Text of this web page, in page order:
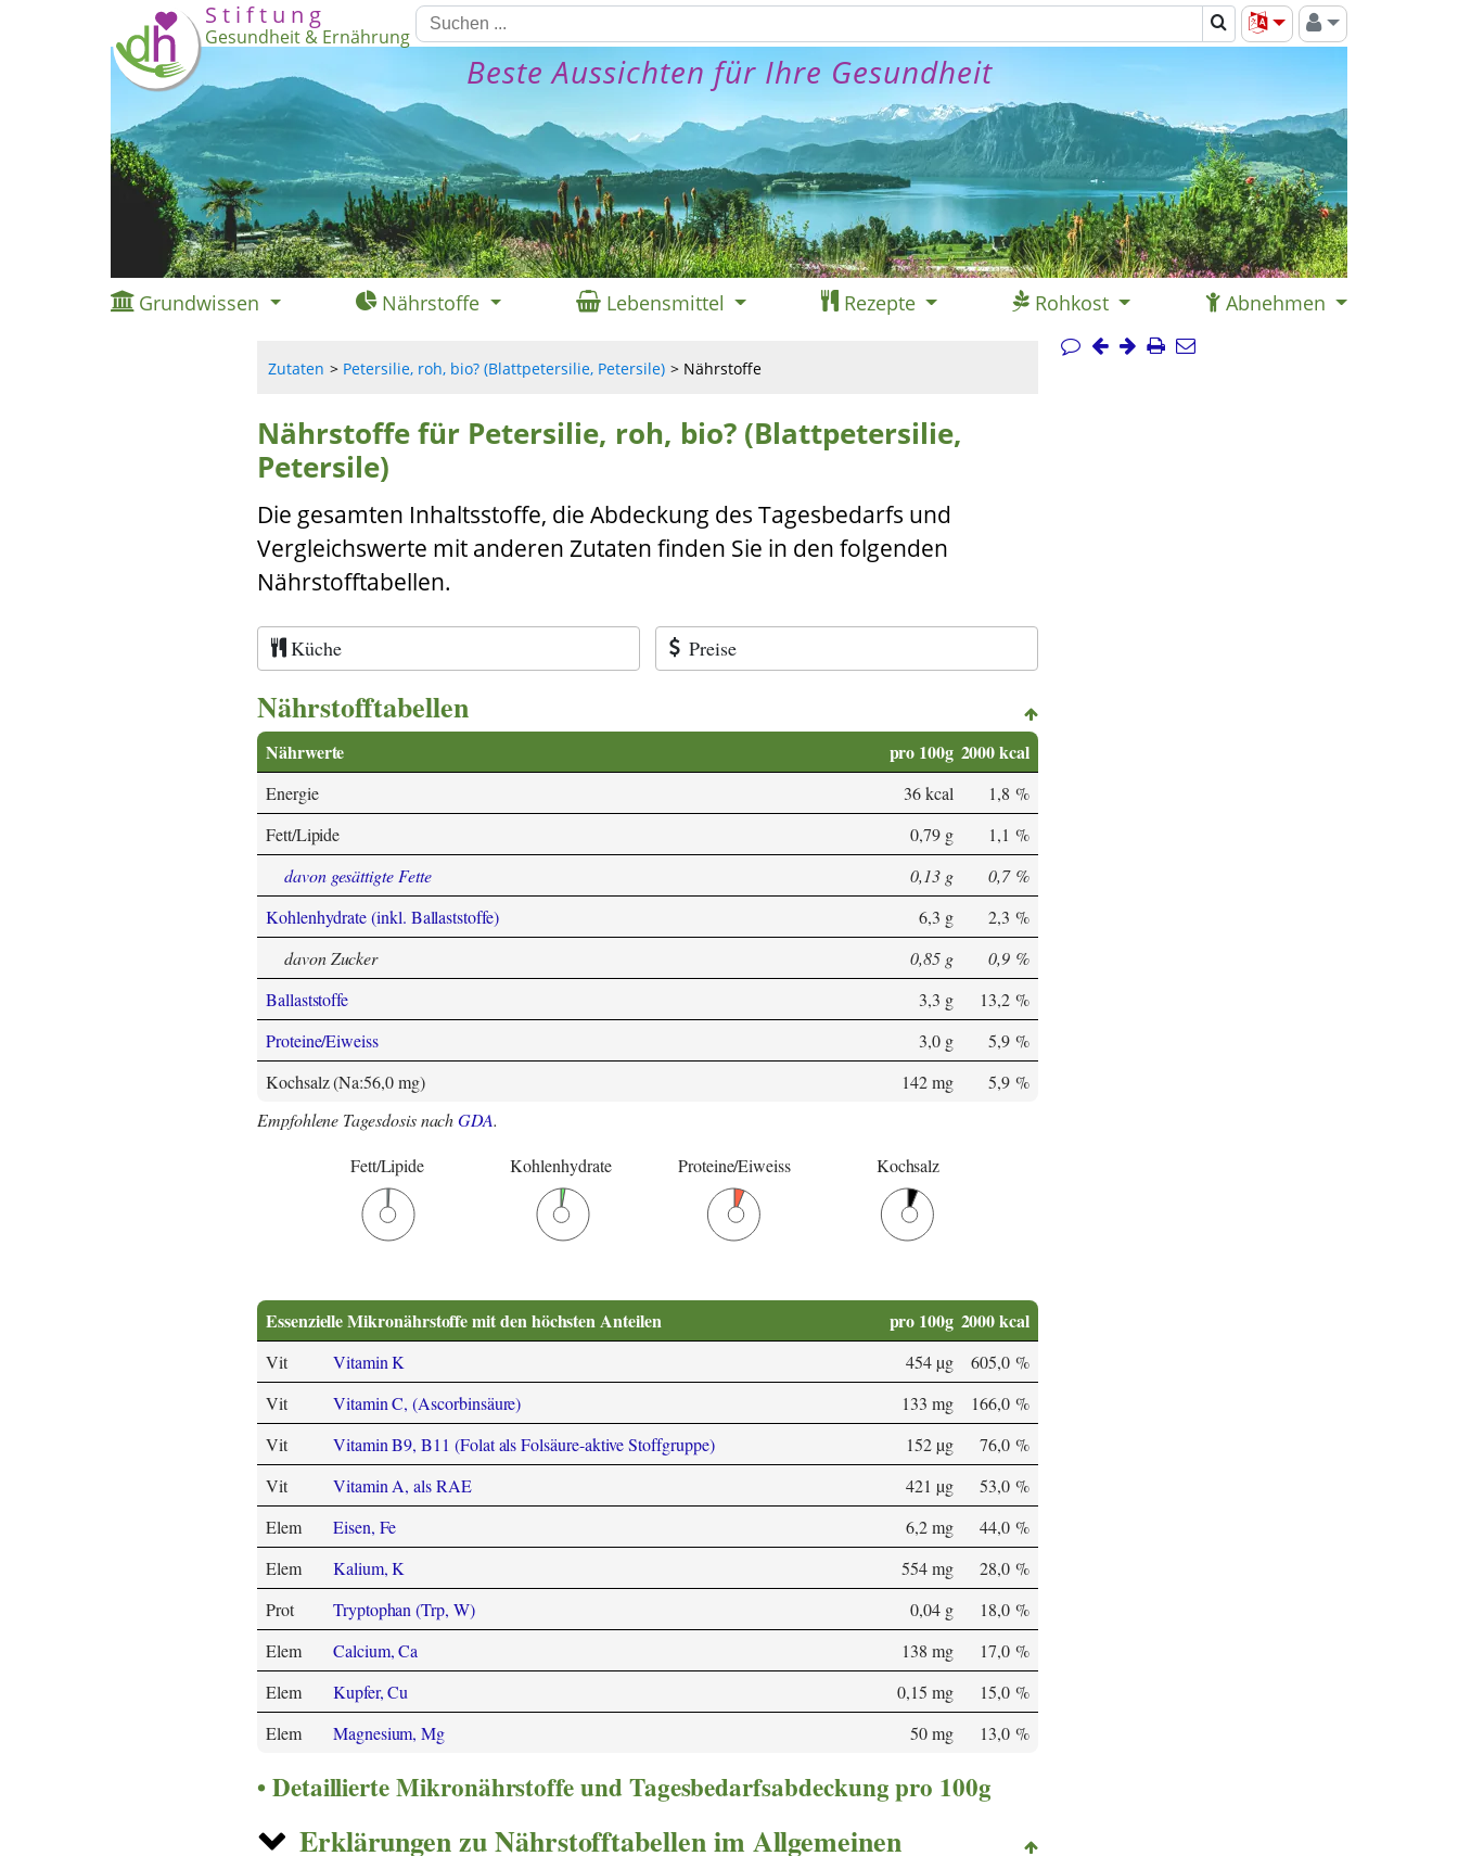
S t i f t u n g
Gesundheit & Ernährung
Beste Aussichten für Ihre Gesundheit
Grundwissen Nährstoffe Lebensmittel Rezepte Rohkost Abnehmen
Zutaten Petersilie, roh, bio? (Blattpetersilie, Petersile) Nährstoffe
Nährstoffe für Petersilie, roh, bio? (Blattpetersilie,
Petersile)
Die gesamten Inhaltsstoffe, die Abdeckung des Tagesbedarfs und
Vergleichswerte mit anderen Zutaten finden Sie in den folgenden
Nährstofftabellen.
Küche Preise
Nährstofftabellen
Nährwerte pro 100g 2000 kcal
Energie 36 kcal
1,8 %
Fett/Lipide
0,79 g
1,1 %
davon gesättigte Fette
0,13 g
0,7 %
Kohlenhydrate (inkl. Ballaststoffe)
6,3 g
2,3 %
davon Zucker
0,85 g
0,9 %
Ballaststoffe
3,3 g
13,2 %
Proteine/Eiweiss
3,0 g
5,9 %
Kochsalz (Na:56,0 mg)
142 mg
5,9 %
Empfohlene Tagesdosis nachGDA.
Fett/Lipide
Kohlenhydrate Proteine/Eiweiss Kochsalz
Essenzielle Mikronährstoffe mit den höchsten Anteilen pro 100g 2000 kcal
Vit Vitamin K 454 µg
605,0 %
Vit
Vitamin C, (Ascorbinsäure) 133 mg
166,0 %
Vit
Vitamin B9, B11 (Folat als Folsäure-aktive Stoffgruppe) 152 µg
76,0 %
Vit
Vitamin A, als RAE 421 µg
53,0 %
Elem
Eisen, Fe 6,2 mg
44,0 %
Elem
Kalium, K 554 mg
28,0 %
Prot
Tryptophan (Trp, W) 0,04 g
18,0 %
Elem
Calcium, Ca 138 mg
17,0 %
Elem
Kupfer, Cu 0,15 mg
15,0 %
Elem
Magnesium, Mg 50 mg 13,0 %
Detaillierte Mikronährstoffe und Tagesbedarfsabdeckung pro 100g
Erklärungen zu Nährstofftabellen im Allgemeinen